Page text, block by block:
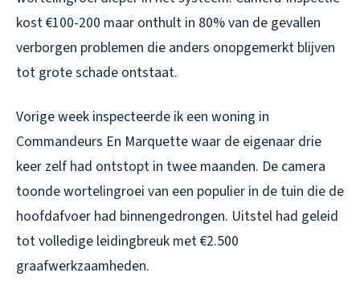
kost €100-200 maar onthult in 80% van de gevallen
verborgen problemen die anders onopgemerkt blijven
tot grote schade ontstaat.
Vorige week inspecteerde ik een woning in
Commandeurs En Marquette waar de eigenaar drie
keer zelf had ontstopt in twee maanden. De camera
toonde wortelingroei van een populier in de tuin die de
hoofdafvoer had binnengedrongen. Uitstel had geleid
tot volledige leidingbreuk met €2.500
graafwerkzaamheden.